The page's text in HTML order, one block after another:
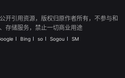
开引用资源，版权归原作者所有，不参与和
存储服务，禁止一切商业用途
Bing so Sogou SM